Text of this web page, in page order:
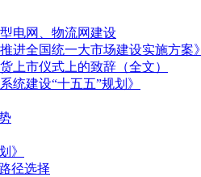
电网、物流网建设
进全国统一大市场建设实施方案》
上市仪式上的致辞（全文）
统建设“十五五”规划》
》
径选择